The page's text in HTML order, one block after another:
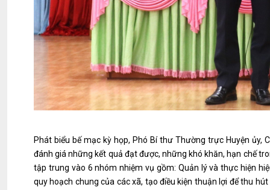
Phát biểu bế mạc kỳ họp, Phó Bí thư Thường trực Huyện ủy,
đánh giá những kết quả đạt được, những khó khăn, hạn chế
tập trung vào 6 nhóm nhiệm vụ gồm: Quản lý và thực hiện
quy hoạch chung của các xã, tạo điều kiện thuận lợi để thu